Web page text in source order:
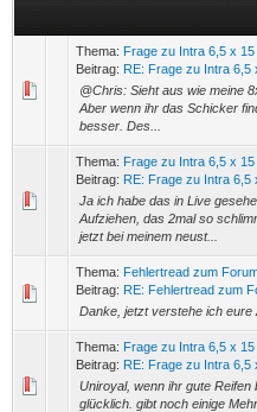
Thema: Frage zu Intra 6,5 x 15
Beitrag: RE: Frage zu Intra 6,5
@Chris: Sieht aus wie meine
Aber wenn ihr das Schicker
besser. Des...
Thema: Frage zu Intra 6,5 x 15
Beitrag: RE: Frage zu Intra 6,5
Ja ich habe das in Live
Aufziehen, das 2mal so
jetzt bei meinem neust...
Thema: Fehlertread zum
Beitrag: RE: Fehlertread zum
Danke, jetzt verstehe ich eure
Thema: Frage zu Intra 6,5 x 15
Beitrag: RE: Frage zu Intra 6,5
Uniroyal, wenn ihr gute
glücklich. gibt noch einige